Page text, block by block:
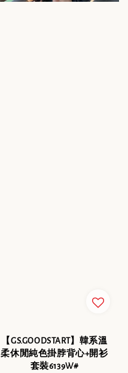
【GS.GOODSTART】韓系溫
柔休閒純色掛脖背心+開衫
套裝6139W#